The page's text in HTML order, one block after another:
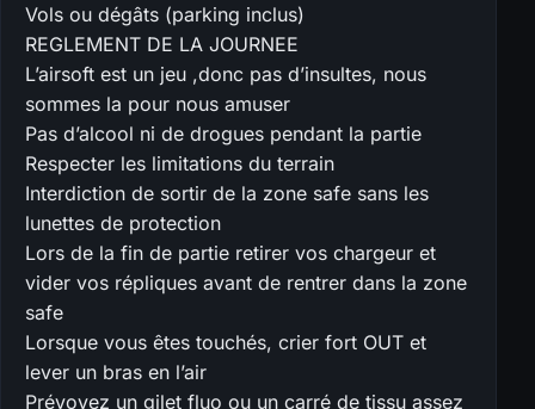
Vols ou dégâts (parking inclus)
REGLEMENT DE LA JOURNEE
L’airsoft est un jeu ,donc pas d’insultes, nous
sommes la pour nous amuser
Pas d’alcool ni de drogues pendant la partie
Respecter les limitations du terrain
Interdiction de sortir de la zone safe sans les
lunettes de protection
Lors de la fin de partie retirer vos chargeur et
vider vos répliques avant de rentrer dans la zone
safe
Lorsque vous êtes touchés, crier fort OUT et
lever un bras en l’air
Prévoyez un gilet fluo ou un carré de tissu assez